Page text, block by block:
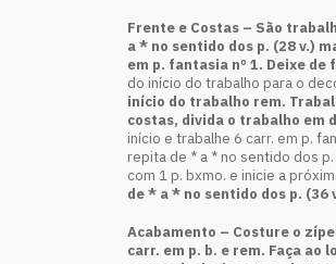
Frente e Costas – São
a * no sentido dos p. (28 v.)
em p. fantasia nº 1. Deixe de
do início do trabalho para o
início do trabalho rem.
costas, divida o trabalho em
início e trabalhe 6 carr. em p.
repita de * a * no sentido dos
com 1 p. bxmo. e inicie a
de * a * no sentido dos p. (36
Acabamento – Costure o
carr. em p. b. e rem. Faça ao